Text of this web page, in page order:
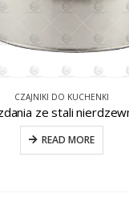
CZAJNIKI DO KUCHENKI
READ MORE